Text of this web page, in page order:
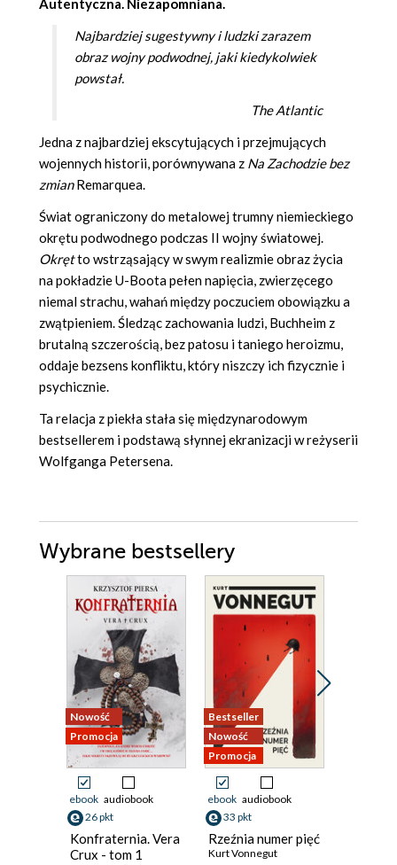
Autentyczna. Niezapomniana.
Najbardziej sugestywny i ludzki zarazem
obraz wojny podwodnej, jaki kiedykolwiek
powstał.
The Atlantic
Jedna z najbardziej ekscytujących i przejmujących
wojennych historii, porównywana z Na Zachodzie bez
zmianRemarquea.
Świat ograniczony do metalowej trumny niemieckiego
okrętu podwodnego podczas II wojny światowej.
Okrętto wstrząsający w swym realizmie obraz życia
na pokładzie U-Boota pełen napięcia, zwierzęcego
niemal strachu, wahań między poczuciem obowiązku a
zwątpieniem. Śledząc zachowania ludzi, Buchheim z
brutalną szczerością, bez patosu i taniego heroizmu,
oddaje bezsens konfliktu, który niszczy ich fizycznie i
psychicznie.
Ta relacja z piekła stała się międzynarodowym
bestsellerem i podstawą słynnej ekranizacji w reżyserii
Wolfganga Petersena.
Wybrane bestsellery
Nowość
Promocja
ebook audiobook
26 pkt
Konfraternia. Vera
Crux - tom 1
Bestseller
Nowość
Promocja
ebook audiobook
33 pkt
Rzeźnia numer pięć
Kurt Vonnegut